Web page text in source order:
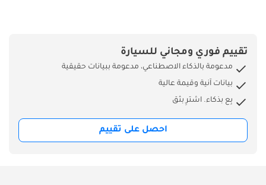
الخليجي. للحصول
على المساعدة باللغة
الروسية أو التركية،
يرجى الاتصال على
الرقم التالي:
تقييم فوري ومجاني للسيارة
مدعومة بالذكاء الاصطناعي، مدعومة ببيانات حقيقية
بيانات آنية وقيمة عالية
بِع بذكاء. اشترِ بثق
احصل على تقييم